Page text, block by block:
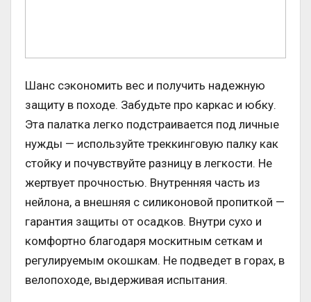
Шанс сэкономить вес и получить надежную
защиту в походе. Забудьте про каркас и юбку.
Эта палатка легко подстраивается под личные
нужды — используйте треккинговую палку как
стойку и почувствуйте разницу в легкости. Не
жертвует прочностью. Внутренняя часть из
нейлона, а внешняя с силиконовой пропиткой —
гарантия защиты от осадков. Внутри сухо и
комфортно благодаря москитным сеткам и
регулируемым окошкам. Не подведет в горах, в
велопоходе, выдерживая испытания.